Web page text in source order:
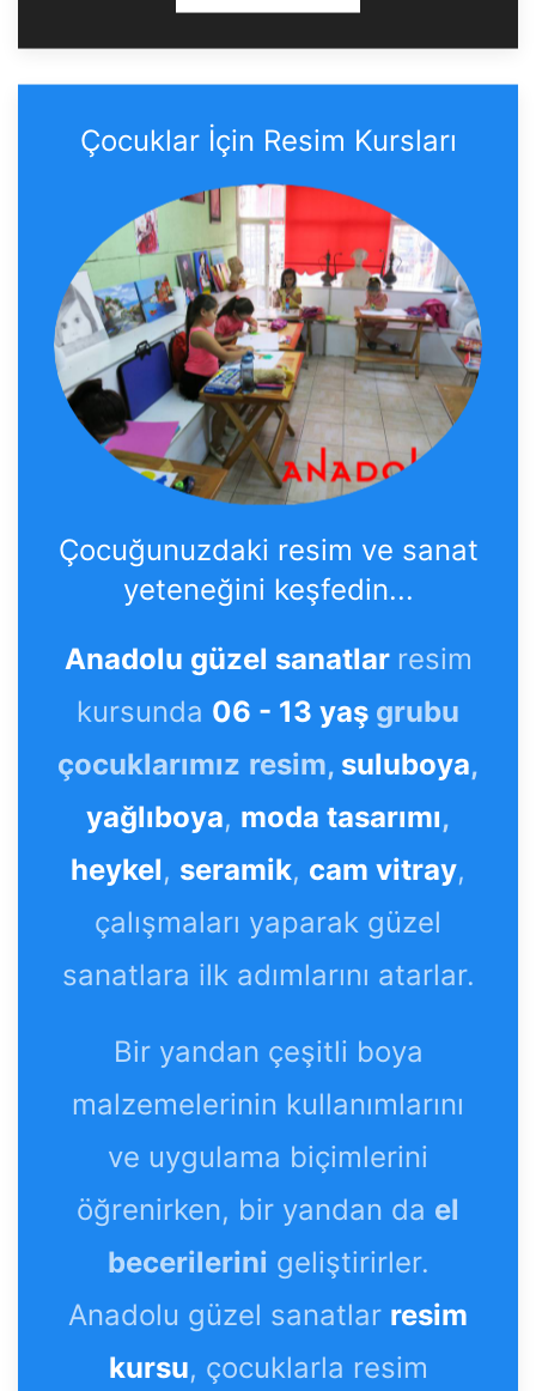
Çocuklar İçin Resim Kursları
Çocuğunuzdaki resim ve sanat
yeteneğini keşfedin...
Anadolu güzel sanatlar resim
kursunda 06 - 13 yaş grubu
çocuklarımız resim, suluboya,
yağlıboya, moda tasarımı,
heykel, seramik, cam vitray,
çalışmaları yaparak güzel
sanatlara ilk adımlarını atarlar.
Bir yandan çeşitli boya
malzemelerinin kullanımlarını
ve uygulama biçimlerini
öğrenirken, bir yandan da el
becerilerini geliştirirler.
Anadolu güzel sanatlar resim
kursu, çocuklarla resim